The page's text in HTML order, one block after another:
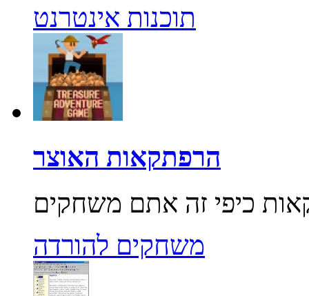
תוכנות אינטרנט
הרפתקאות האוצר
משחקים להורדה